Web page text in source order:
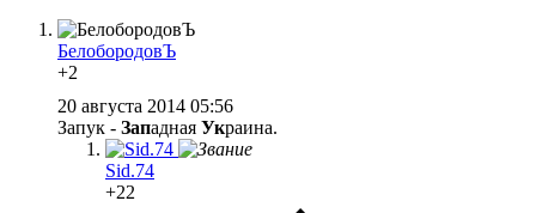
БелобородовЪ
+2
20 августа 2014 05:56
Запук - Западная Украина.
Sid.74
+22